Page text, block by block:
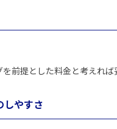
前提とした料金と考えれば
しやすさ